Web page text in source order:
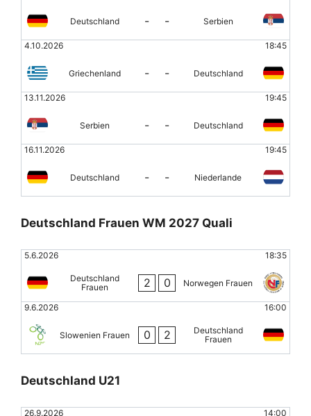
Deutschland - - Serbien
4.10.2026 18:45
Griechenland - - Deutschland
13.11.2026 19:45
Serbien - - Deutschland
16.11.2026 19:45
Deutschland - - Niederlande
Deutschland Frauen WM 2027 Quali
5.6.2026 18:35
Deutschland
Frauen
2 0 Norwegen Frauen
9.6.2026 16:00
Slowenien Frauen 0 2
Deutschland
Frauen
Deutschland U21
26.9.2026 14:00